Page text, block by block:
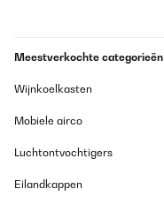
Meestverkochte categorieën
Wijnkoelkasten
Mobiele airco
Luchtontvochtigers
Eilandkappen